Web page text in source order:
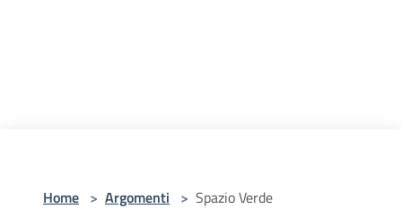
Home > Argomenti > Spazio Verde